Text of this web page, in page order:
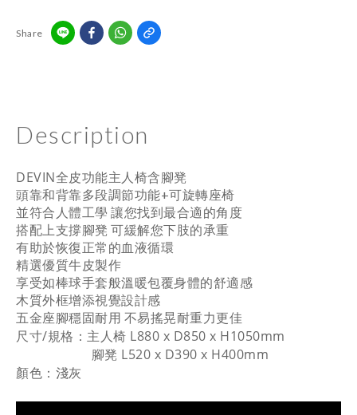
Share
Description
DEVIN全皮功能主人椅含腳凳
頭靠和背靠多段調節功能+可旋轉座椅
並符合人體工學 讓您找到最合適的角度
搭配上支撐腳凳 可緩解您下肢的承重
有助於恢復正常的血液循環
精選優質牛皮製作
享受如棒球手套般溫暖包覆身體的舒適感
木質外框增添視覺設計感
五金座腳穩固耐用 不易搖晃耐重力更佳
尺寸/規格 ： 主人椅 L880 x D850 x H1050mm
腳凳 L520 x D390 x H400mm
顏色 ：淺灰